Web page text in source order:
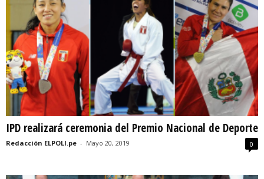
IPD realizará ceremonia del Premio Nacional de Deporte
Redacción ELPOLI.pe - Mayo 20, 2019 0